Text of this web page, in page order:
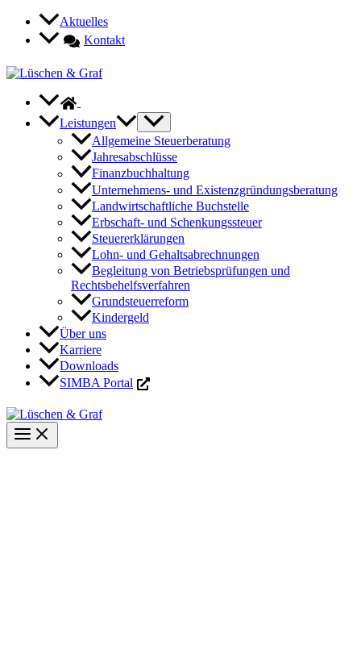
Zum
springen
Aktuelles
Kontakt
Leistungen
Allgemeine Steuerberatung
Jahresabschlüsse
Finanzbuchhaltung
Unternehmens- und Existenzgründungsberatung
Landwirtschaftliche Buchstelle
Erbschaft- und Schenkungssteuer
Steuererklärungen
Lohn- und Gehaltsabrechnungen
Begleitung von Betriebsprüfungen und
Rechtsbehelfsverfahren
Grundsteuerreform
Kindergeld
Über uns
Karriere
Downloads
SIMBA Portal